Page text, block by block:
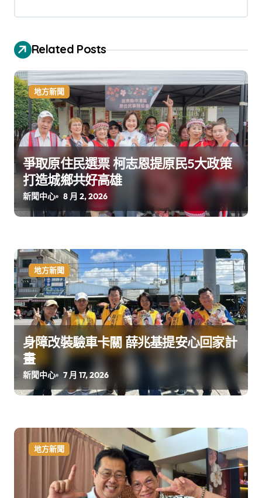
Related Posts
地方新聞
爭取原住民選票 柯志恩提原民5大政策
打造城鄉共好高雄
新聞中心 8 月 2, 2026
地方新聞
身障改裝驗車卡關 薛兆基提安心回家計
畫
新聞中心 7 月 17, 2026
地方新聞